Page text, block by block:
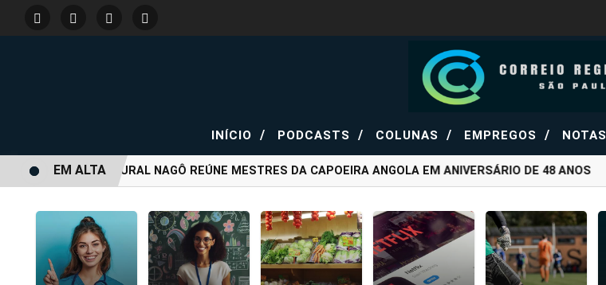
INÍCIO / PODCASTS / COLUNAS / EMPREGOS / NOTAS
CENTRO CULTURAL NAGÔ REÚNE MESTRES DA CAPOEIRA ANGOLA EM ANIVERSÁRIO DE 48 ANOS
EM ALTA